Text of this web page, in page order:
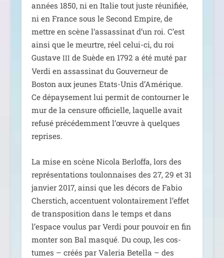
années 1850, ni en Italie tout juste réuni­fiée,
ni en France sous le Second Empire, de
mettre en scène l’assassinat d’un roi. C’est
ain­si que le meurtre, réel celui-ci, du roi
Gustave III de Suède en 1792 a été muté par
Verdi en assas­si­nat du Gouverneur de
Boston aux jeunes Etats-Unis d’Amérique.
Ce dépay­se­ment lui per­mit de contour­ner le
mur de la cen­sure offi­cielle, laquelle avait
refu­sé pré­cé­dem­ment l’œuvre à quelques
reprises.
La mise en scène Nicola Berloffa, lors des
repré­sen­ta­tions tou­lon­naises des 27, 29 et 31
jan­vier 2017, ain­si que les décors de Fabio
Cherstich, accen­tuent volon­tai­re­ment l’effet
de trans­po­si­tion dans le temps et dans
l’espace vou­lus par Verdi pour pou­voir en fin
mon­ter son Bal mas­qué. Du coup, les cos­
tumes – créés par Valeria Betella – des